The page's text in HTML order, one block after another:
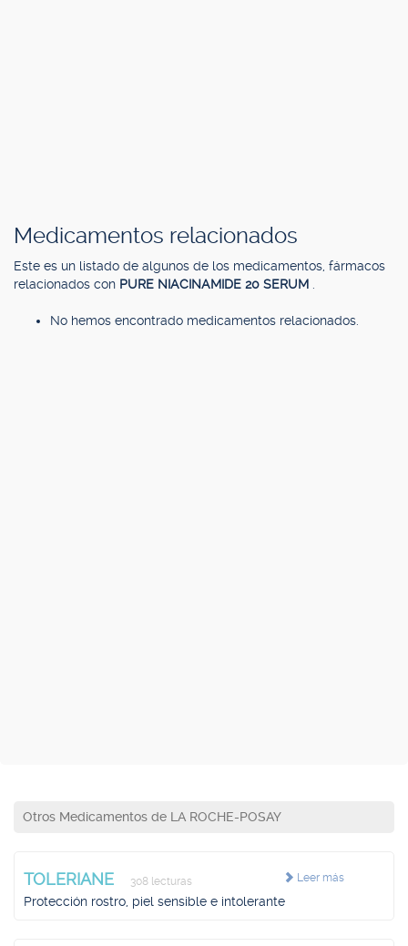
Medicamentos relacionados
Este es un listado de algunos de los medicamentos, fármacos
relacionados con PURE NIACINAMIDE 20 SERUM
No hemos encontrado medicamentos relacionados.
Otros Medicamentos de LA ROCHE-POSAY
Leer más
TOLERIANE 308 lecturas
Protección rostro, piel sensible e intolerante